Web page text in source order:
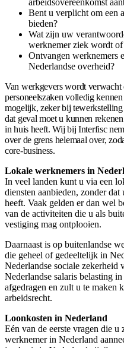
Bent u verplicht om een
bieden?
Wat zijn uw
werknemer ziek wordt of
Ontvangen werknemers
Nederlandse overheid?
Van werkgevers wordt verwacht
personeelszaken volledig
mogelijk, zeker bij
dat geval moet u kunnen
in huis heeft. Wij bij Interfisc
over de grens helemaal over,
core-business.
Lokale werknemers in
In veel landen kunt u via een
diensten aanbieden, zonder
heeft. Vaak gelden er dan wel
van de activiteiten die u als
vestiging mag ontplooien.
Daarnaast is op buitenlandse
die geheel of gedeeltelijk in
Nederlandse sociale zekerheid
Nederlandse salaris belasting
afgedragen en zult u te maken
arbeidsrecht.
Loonkosten in Nederland
Eén van de eerste vragen die
werknemer in Nederland